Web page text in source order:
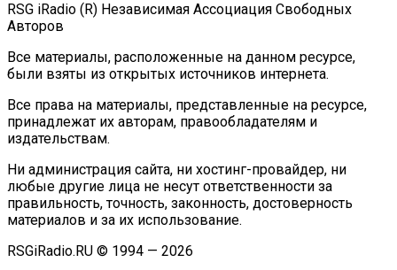
RSG iRadio (R) Независимая Ассоциация Свободных
Авторов
Все материалы, расположенные на данном ресурсе,
были взяты из открытых источников интернета.
Все права на материалы, представленные на ресурсе,
принадлежат их авторам, правообладателям и
издательствам.
Ни администрация сайта, ни хостинг-провайдер, ни
любые другие лица не несут ответственности за
правильность, точность, законность, достоверность
материалов и за их использование.
RSGiRadio.RU © 1994 — 2026